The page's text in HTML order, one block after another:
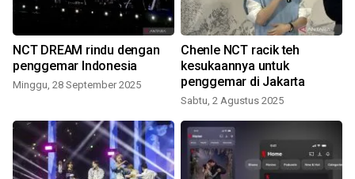
NCT DREAM rindu dengan
penggemar Indonesia
Minggu, 28 September 2025
Chenle NCT racik teh
kesukaannya untuk
penggemar di Jakarta
Sabtu, 2 Agustus 2025